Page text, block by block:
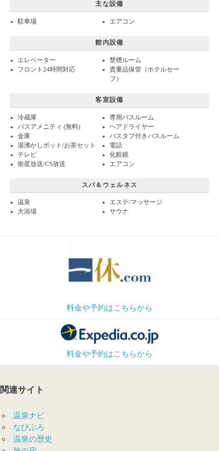
主な設備
駐車場 エアコン
館内設備
エレベーター
禁煙ルーム
フロント24時間対応
貴重品保管（ホテルセー
フ）
客室設備
冷蔵庫
専用バスルーム
バスアメニティ (無料)
ヘアドライヤー
金庫
バスタブ付きバスルーム
湯沸かしポット/お茶セット
電話
テレビ
化粧鏡
衛星放送/CS放送
エアコン
スパ＆ウェルネス
温泉
エステ/マッサージ
大浴場
サウナ
料金や予約はこちらから
料金や予約はこちらから
関連サイト
温泉ナビ
なびぶろ
温泉の歴史